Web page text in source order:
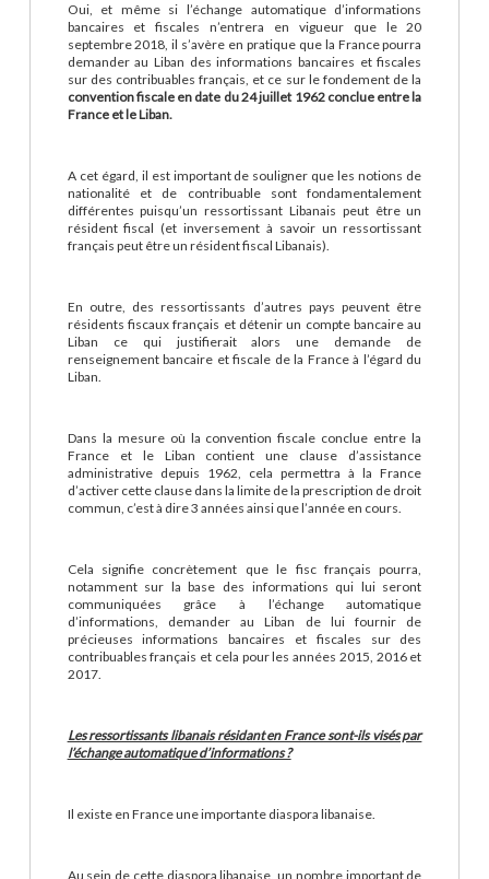
Oui, et même si l’échange automatique d’informations
bancaires et fiscales n’entrera en vigueur que le 20
septembre 2018, il s’avère en pratique que la France pourra
demander au Liban des informations bancaires et fiscales
sur des contribuables français, et ce sur le fondement de la
convention fiscale en date du 24 juillet 1962 conclue entre la
France et le Liban.
A cet égard, il est important de souligner que les notions de
nationalité et de contribuable sont fondamentalement
différentes puisqu’un ressortissant Libanais peut être un
résident fiscal (et inversement à savoir un ressortissant
français peut être un résident fiscal Libanais).
En outre, des ressortissants d’autres pays peuvent être
résidents fiscaux français et détenir un compte bancaire au
Liban ce qui justifierait alors une demande de
renseignement bancaire et fiscale de la France à l’égard du
Liban.
Dans la mesure où la convention fiscale conclue entre la
France et le Liban contient une clause d’assistance
administrative depuis 1962, cela permettra à la France
d’activer cette clause dans la limite de la prescription de droit
commun, c’est à dire 3 années ainsi que l’année en cours.
Cela signifie concrètement que le fisc français pourra,
notamment sur la base des informations qui lui seront
communiquées grâce à l’échange automatique
d’informations, demander au Liban de lui fournir de
précieuses informations bancaires et fiscales sur des
contribuables français et cela pour les années 2015, 2016 et
2017.
Les ressortissants libanais résidant en France sont-ils visés par
l’échange automatique d’informations ?
Il existe en France une importante diaspora libanaise.
Au sein de cette diaspora libanaise, un nombre important de